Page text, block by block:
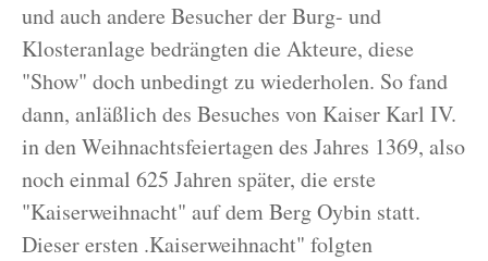
und auch andere Besucher der Burg- und
Klosteranlage bedrängten die Akteure, diese
"Show" doch unbedingt zu wiederholen. So fand
dann, anläßlich des Besuches von Kaiser Karl IV.
in den Weihnachtsfeiertagen des Jahres 1369, also
noch einmal 625 Jahren später, die erste
"Kaiserweihnacht" auf dem Berg Oybin statt.
Dieser ersten .Kaiserweihnacht" folgten